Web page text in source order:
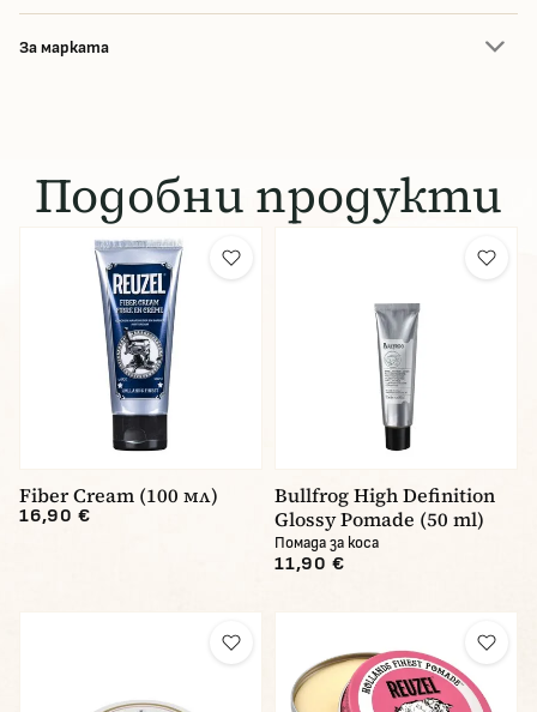
За марката
Подобни продукти
Fiber Cream (100 мл)
16,90 €
Bullfrog High Definition
Glossy Pomade (50 ml)
Помада за коса
11,90 €